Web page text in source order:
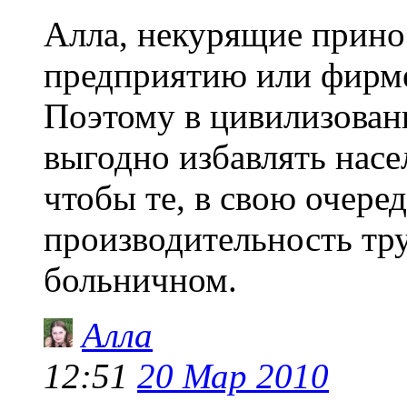
Алла, некурящие
предприятию или
Поэтому в
выгодно избавлять
чтобы те, в свою
производительность
больничном.
Алла
12:51 20 Мар 2010